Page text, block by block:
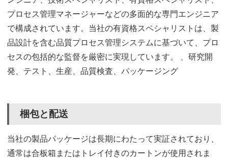
プロセス管理マネージャーなどの多面的な専門エンジニア
で構成されています。当社の有資格スペシャリストは、製
品設計を含む品質プロセス管理システムに基づいて、プロ
セスの包括的な監督を厳密に実現しています。 、研究開
発、テスト、生産、品質検査、パッケージング
梱包と配送
当社の製品パッケージは長期にわたって実証されており、
通常は合板箱またはトレイ付きのカートンが使用されま